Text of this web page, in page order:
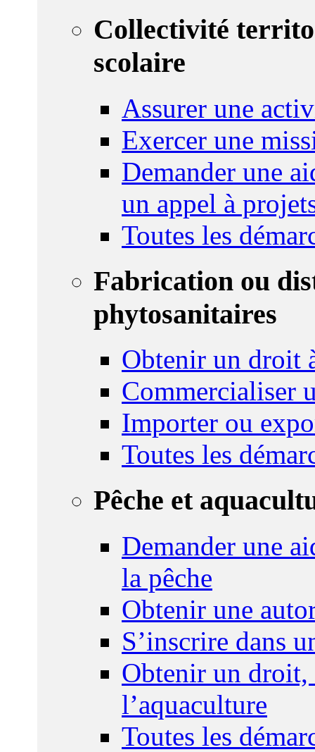
Collectivité
scolaire
Assurer une
Exercer une
Demander une
un appel à
Toutes les
Fabrication ou
phytosanitaires
Obtenir un droit
Commercialiser
Importer ou
Toutes les
Pêche et
Demander une
la pêche
Obtenir une
S’inscrire dans
Obtenir un droit,
l’aquaculture
Toutes les